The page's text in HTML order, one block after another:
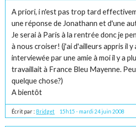
A priori, i n'est pas trop tard
une réponse de Jonathann et d'une
Je serai à Paris à la rentrée donc je
à nous croiser! (j'ai d'ailleurs appris il y
interviewée par une amie à moi il y a
travaillait à France Bleu Mayenne.
quelque chose?)
A bientôt
Écrit par : Bridget 15h15 - mardi 24 juin 2008